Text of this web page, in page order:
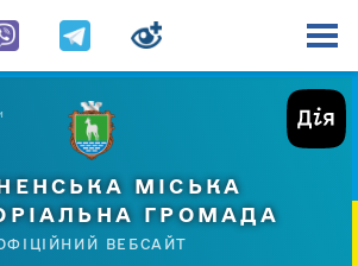
МІСЬКА
ГРОМАДА
ВЕБСАЙТ